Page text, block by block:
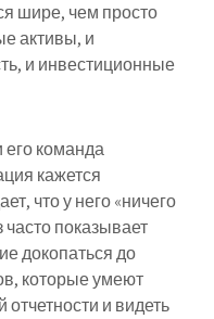
шире, чем просто
активы, и
и инвестиционные
команда
кажется
что у него «ничего
часто показывает
докопаться до
которые умеют
и видеть